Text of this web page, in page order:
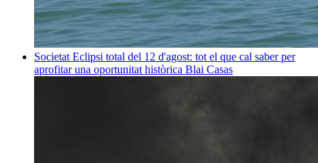
Societat Eclipsi total del 12 d'agost: tot el que cal saber per
aprofitar una oportunitat històrica Blai Casas